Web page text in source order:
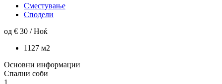
Сместување
Сподели
од € 30 / Ноќ
11 27 м2
Основни информации
Спални соби
1